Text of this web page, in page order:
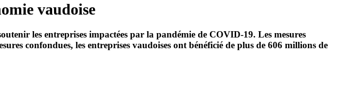
vaudoise
les entreprises impactées par la pandémie de COVID-19. Les mesures
confondues, les entreprises vaudoises ont bénéficié de plus de 606 millions de